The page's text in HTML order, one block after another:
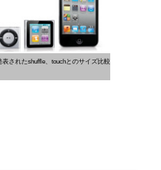
表されたshuffle、touchとのサイズ比較